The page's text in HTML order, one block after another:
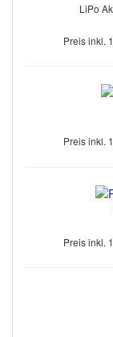
LiPo
Preis inkl.
Preis inkl.
Preis inkl.